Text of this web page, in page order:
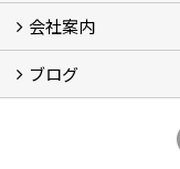
お家づくりの流れ
京都の土地の探し方
会社案内
会社概要
アクセス
スタッフ紹介
スタッフブログ
ブログ